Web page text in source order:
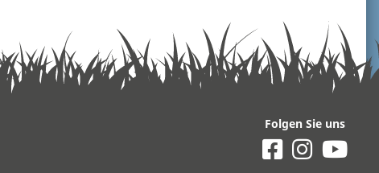
Folgen Sie uns